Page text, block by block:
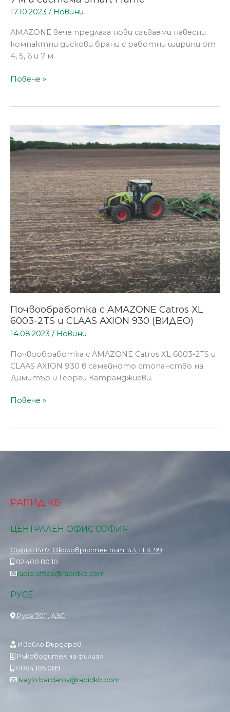
17.10.2023 / Новини
AMAZONE вече предлага нови сгъваеми навесни
компактни дискови брани с работни ширини от
4, 5, 6 и 7 м.
Smart
Повече »
Почвообработка с AMAZONE Catros XL
6003-2TS и CLAAS AXION 930 (ВИДЕО)
14.08.2023 / Новини
Почвообработка с AMAZONE Catros XL 6003-2TS и
CLAAS AXION 930 в семейното стопанство на
Димитър и Георги Катранджиеви.
Почвообработка
с
AMAZONE
Catros
XL
6003-
2TS
и
CLAAS
AXION
930
(ВИДЕО)
Повече »
РАПИД КБ
ЦЕНТРАЛЕН ОФИС СОФИЯ
София 1407, Околовръстен път 143, П.К. 99
02 400 80 10
rapid.office@rapidkb.com
РУСЕ
Русе 7011, ДЗС
Ивайло Бърдаров
Ръководител на филиал
0884 105 089
ivaylo.bardarov@rapidkb.com